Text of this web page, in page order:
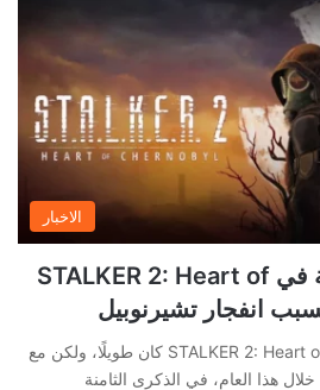
الاخبار
البيئة المتهالكة في STALKER 2: Heart of
انتظار STALKER 2: Heart of Chornobyl كان طويلًا، ولكن مع
هذا العام، في الذكرى الثامنة